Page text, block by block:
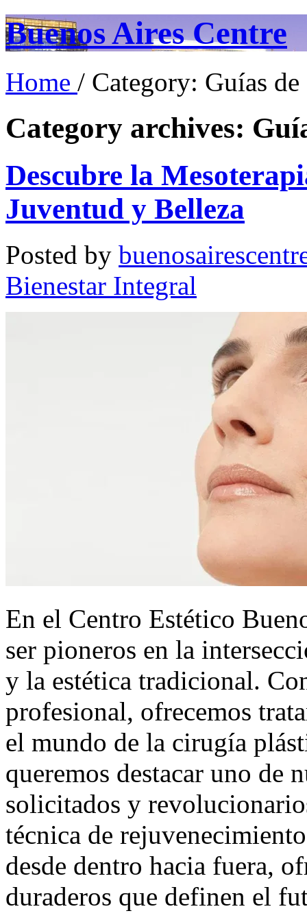
Buenos Aires Centre
Home / Category: Guías
Category archives:
Descubre la
Juventud y Belleza
Posted by
Bienestar Integral
En el Centro Estético
ser pioneros en la
y la estética tradicional.
profesional, ofrecemos
el mundo de la cirugía
queremos destacar uno de
solicitados y
técnica de
desde dentro hacia fuera,
duraderos que definen el